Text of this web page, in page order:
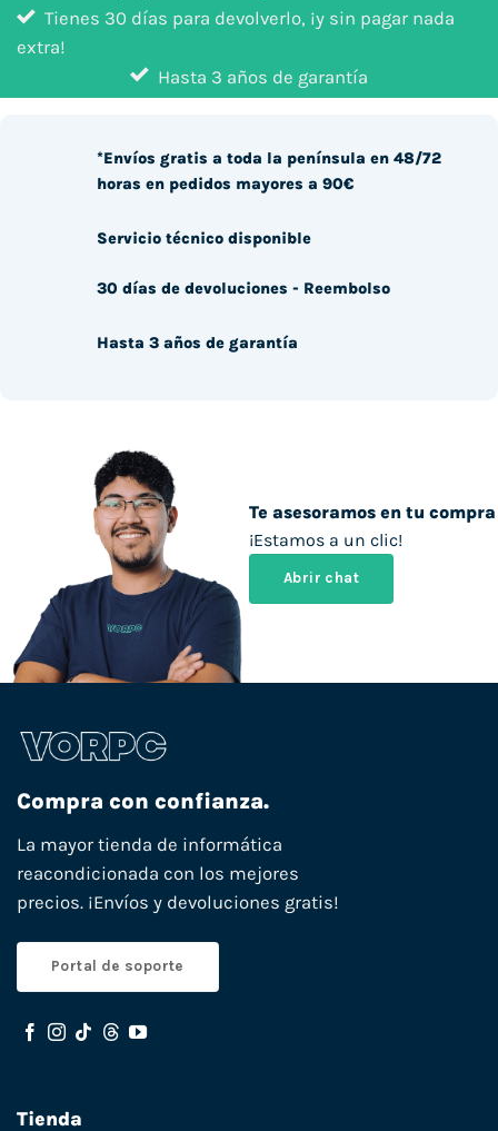
Tienes 30 días para devolverlo, ¡y sin pagar nada
extra!
Hasta 3 años de garantía
Te asesoramos en tu compra
¡Estamos a un clic!
Abrir chat
*Envíos gratis a toda la península en 48/72
horas en pedidos mayores a 90€
Servicio técnico disponible
30 días de devoluciones - Reembolso
Hasta 3 años de garantía
Compra con confianza.
La mayor tienda de informática
reacondicionada con los mejores
precios. ¡Envíos y devoluciones gratis!
Portal de soporte
Tienda